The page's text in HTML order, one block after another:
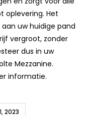
oplevering. Het
uw huidige pand
vergroot, zonder
dus in uw
Mezzanine.
informatie.
2023